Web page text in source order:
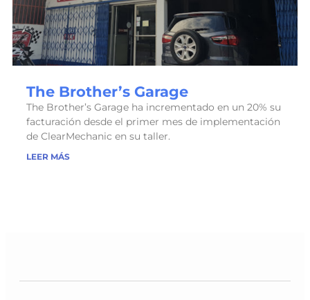
The Brother’s Garage
The Brother’s Garage ha incrementado en un 20% su
facturación desde el primer mes de implementación
de ClearMechanic en su taller.
LEER MÁS